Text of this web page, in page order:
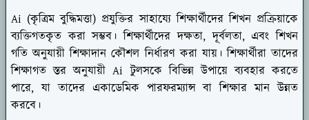
Ai (কৃত্রিম বুদ্ধিমত্তা) প্রযুক্তির সাহায্যে শিক্ষার্থীদের শিখন প্রক্রিয়াকে
ব্যক্তিগতকৃত করা সম্ভব। শিক্ষার্থীদের দক্ষতা, দূর্বলতা, এবং শিখন
গতি অনুযায়ী শিক্ষাদান কৌশল নির্ধারণ করা যায়। শিক্ষার্থীরা তাদের
শিক্ষাগত স্তর অনুযায়ী Ai টুলসকে বিভিন্ন উপায়ে ব্যবহার করতে
পারে, যা তাদের একাডেমিক পারফরম্যান্স বা শিক্ষার মান উন্নত
করবে।